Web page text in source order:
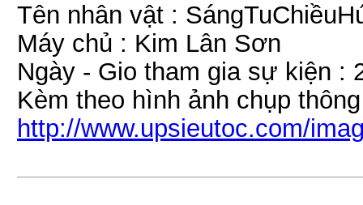
Tên nhân vật :
Máy chủ : Kim Lân Sơn
Ngày - Gio tham gia sự kiện :
Kèm theo hình ảnh chụp
http://www.upsieutoc.com/